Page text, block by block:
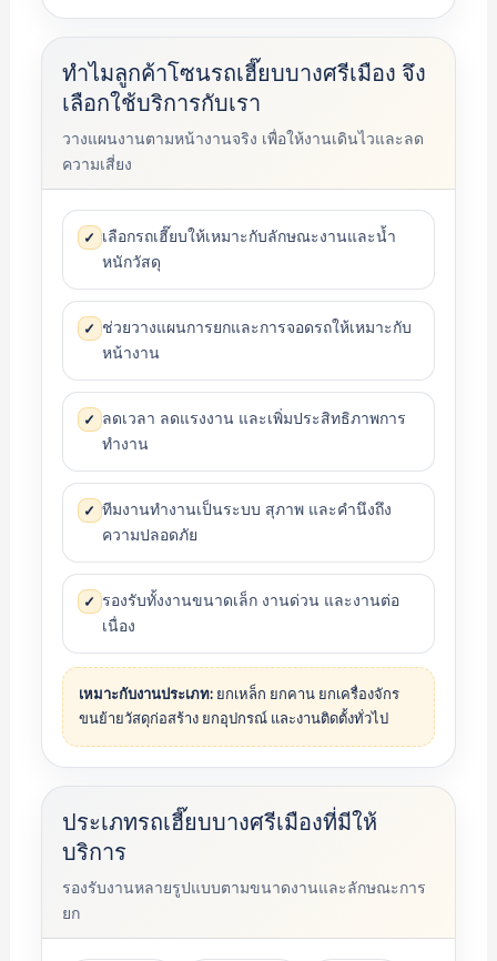
ทำไมลูกค้าโซนรถเฮี๊ยบบางศรีเมือง จึง
เลือกใช้บริการกับเรา
วางแผนงานตามหน้างานจริง เพื่อให้งานเดินไวและลด
ความเสี่ยง
✓ เลือกรถเฮี๊ยบให้เหมาะกับลักษณะงานและน้ำ
หนักวัสดุ
✓ ช่วยวางแผนการยกและการจอดรถให้เหมาะกับ
หน้างาน
✓ ลดเวลา ลดแรงงาน และเพิ่มประสิทธิภาพการ
ทำงาน
✓ ทีมงานทำงานเป็นระบบ สุภาพ และคำนึงถึง
ความปลอดภัย
✓ รองรับทั้งงานขนาดเล็ก งานด่วน และงานต่อ
เนื่อง
เหมาะกับงานประเภท:ยกเหล็ก ยกคาน ยกเครื่องจักร
ขนย้ายวัสดุก่อสร้าง ยกอุปกรณ์ และงานติดตั้งทั่วไป
ประเภทรถเฮี๊ยบบางศรีเมืองที่มีให้
บริการ
รองรับงานหลายรูปแบบตามขนาดงานและลักษณะการ
ยก